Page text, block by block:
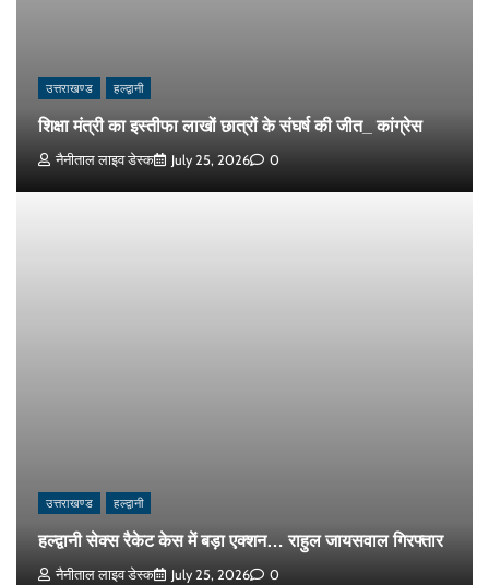
उत्तराखण्ड हल्द्वानी
शिक्षा मंत्री का इस्तीफा लाखों छात्रों के संघर्ष की जीत_ कांग्रेस
नैनीताल लाइव डेस्क July 25, 2026 0
उत्तराखण्ड हल्द्वानी
हल्द्वानी सेक्स रैकेट केस में बड़ा एक्शन… राहुल जायसवाल गिरफ्तार
नैनीताल लाइव डेस्क July 25, 2026 0